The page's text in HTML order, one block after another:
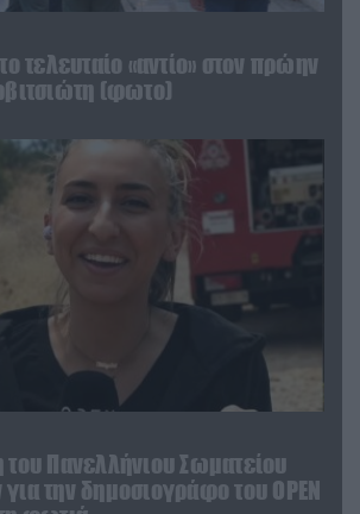
τελευταίο «αντίο» στον πρώην
(φωτο)
Πανελλήνιου Σωματείου
την δημοσιογράφο του OPEN